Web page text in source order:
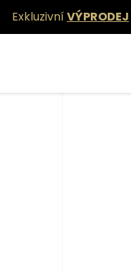
ExkluzivníVÝPRODEJ